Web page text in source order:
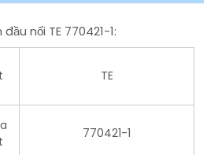
nối TE 770421-1:
TE
770421-1